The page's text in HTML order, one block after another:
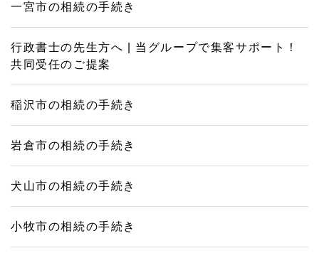
一宮市の相続の手続き
行政書士の先生方へ | 当グループで集客サポート！
共同受任のご提案
稲沢市の相続の手続き
岩倉市の相続の手続き
犬山市の相続の手続き
小牧市の相続の手続き